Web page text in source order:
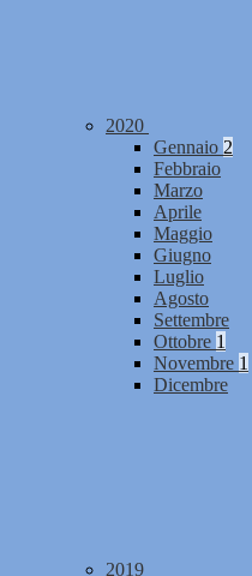
2020
Gennaio 2
Febbraio
Marzo
Aprile
Maggio
Giugno
Luglio
Agosto
Settembre
Ottobre 1
Novembre 1
Dicembre
2019